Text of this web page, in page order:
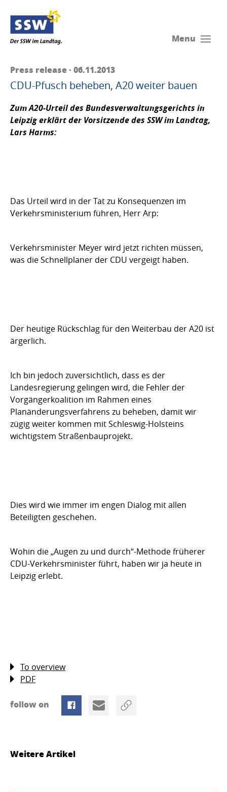
Menu
Press release · 06.11.2013
CDU-Pfusch beheben, A20 weiter bauen
Zum A20-Urteil des Bundesverwaltungsgerichts in
Leipzig erklärt der Vorsitzende des SSW im Landtag,
Lars Harms:
Das Urteil wird in der Tat zu Konsequenzen im
Verkehrsministerium führen, Herr Arp:
Verkehrsminister Meyer wird jetzt richten müssen,
was die Schnellplaner der CDU vergeigt haben.
Der heutige Rückschlag für den Weiterbau der A20 ist
ärgerlich.
Ich bin jedoch zuversichtlich, dass es der
Landesregierung gelingen wird, die Fehler der
Vorgängerkoalition im Rahmen eines
Planänderungsverfahrens zu beheben, damit wir
zügig weiter kommen mit Schleswig-Holsteins
wichtigstem Straßenbauprojekt.
Dies wird wie immer im engen Dialog mit allen
Beteiligten geschehen.
Wohin die „Augen zu und durch“-Methode früherer
CDU-Verkehrsminister führt, haben wir ja heute in
Leipzig erlebt.
To overview
PDF
follow on
Weitere Artikel